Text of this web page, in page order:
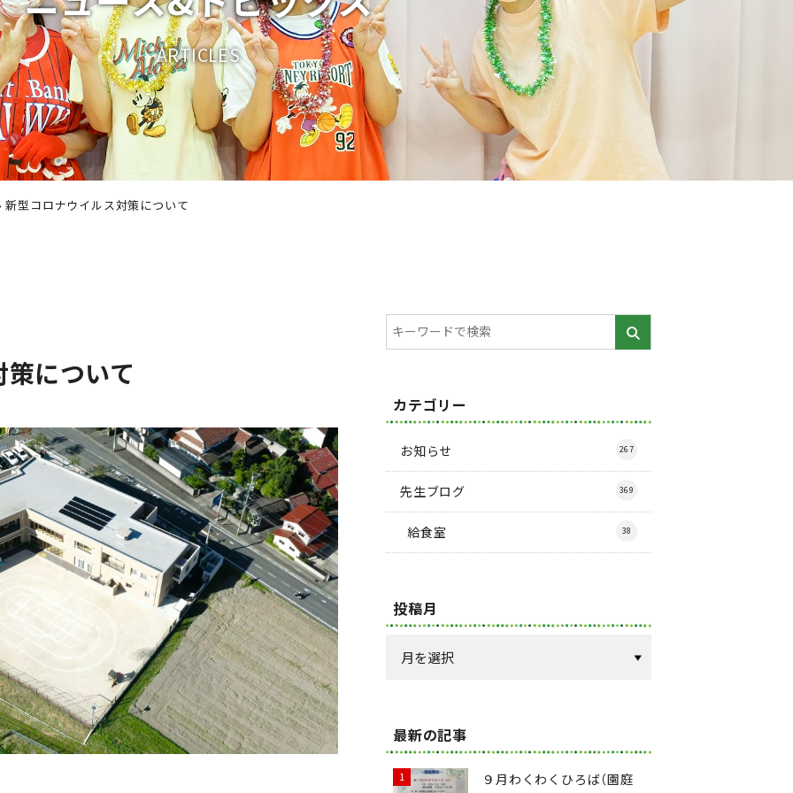
ARTICLES
新型コロナウイルス対策について
について
カテゴリー
お知らせ 267
先生ブログ 369
給食室 38
投稿月
最新の記事
９月わくわくひろば（園庭